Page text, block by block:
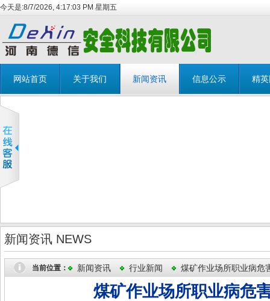
今天是:8/7/2026, 4:17:05 PM 星期五
网站首页 关于我们 新闻资讯 信息公示 精
新闻资讯 NEWS
当前位置： 新闻资讯 行业新闻 煤矿作业场所职业病危
煤矿作业场所职业病危